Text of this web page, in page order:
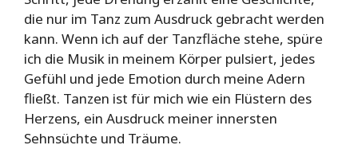
die nur im Tanz zum Ausdruck gebracht werden
kann. Wenn ich auf der Tanzfläche stehe, spüre
ich die Musik in meinem Körper pulsiert, jedes
Gefühl und jede Emotion durch meine Adern
fließt. Tanzen ist für mich wie ein Flüstern des
Herzens, ein Ausdruck meiner innersten
Sehnsüchte und Träume.